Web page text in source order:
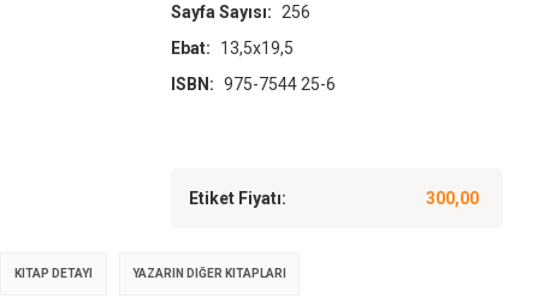
Sayfa Sayısı:
256
Ebat:
13,5x19,5
ISBN: 975-7544 25-6
Etiket Fiyatı: 300,00
KITAP DETAYI YAZARIN DIĞER KITAPLARI